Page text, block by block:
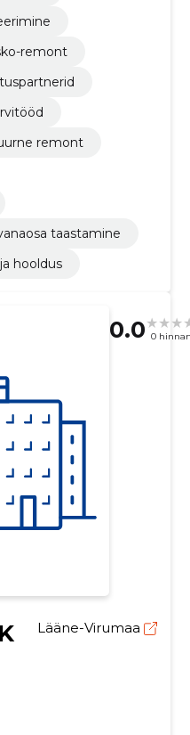
remont
remont
taastamine
hooldus
0.0 0
Lääne-Virumaa